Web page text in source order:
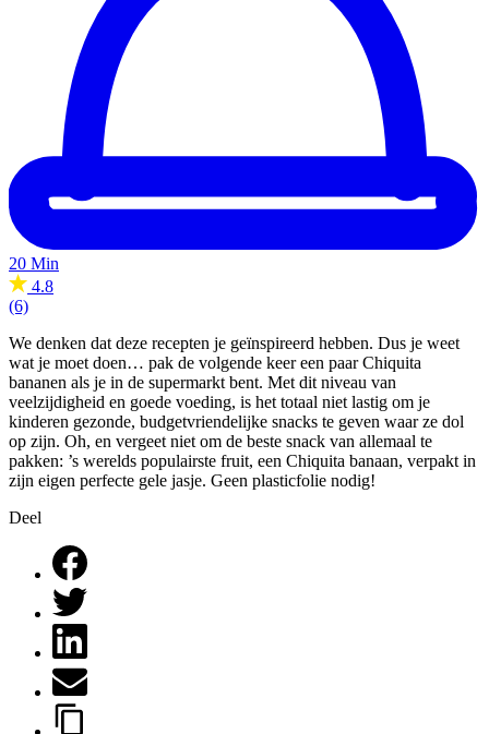
20 Min
4.8
(6)
We denken dat deze recepten je geïnspireerd hebben. Dus je weet
wat je moet doen… pak de volgende keer een paar Chiquita
bananen als je in de supermarkt bent. Met dit niveau van
veelzijdigheid en goede voeding, is het totaal niet lastig om je
kinderen gezonde, budgetvriendelijke snacks te geven waar ze dol
op zijn. Oh, en vergeet niet om de beste snack van allemaal te
pakken: ’s werelds populairste fruit, een Chiquita banaan, verpakt in
zijn eigen perfecte gele jasje. Geen plasticfolie nodig!
Deel